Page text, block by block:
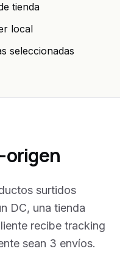
tienda
local
seleccionadas
surtidos
DC, una tienda
recibe tracking
sean 3 envíos.